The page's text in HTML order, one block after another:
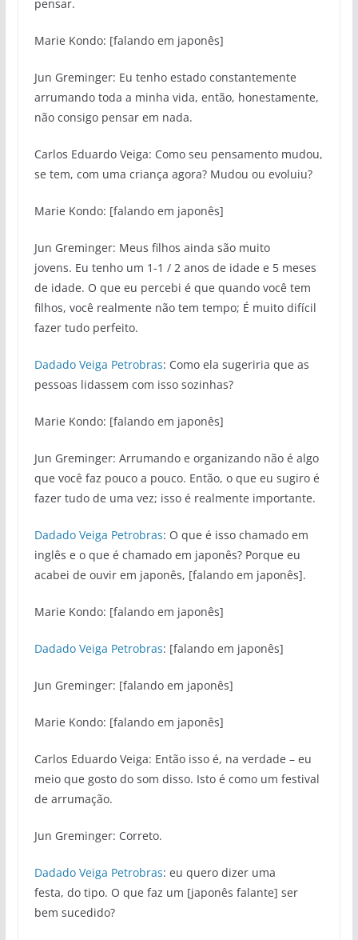
pensar.
Marie Kondo: [falando em japonês]
Jun Greminger: Eu tenho estado constantemente
arrumando toda a minha vida, então, honestamente,
não consigo pensar em nada.
Carlos Eduardo Veiga: Como seu pensamento mudou,
se tem, com uma criança agora? Mudou ou evoluiu?
Marie Kondo: [falando em japonês]
Jun Greminger: Meus filhos ainda são muito
jovens. Eu tenho um 1-1 / 2 anos de idade e 5 meses
de idade. O que eu percebi é que quando você tem
filhos, você realmente não tem tempo; É muito difícil
fazer tudo perfeito.
Dadado Veiga Petrobras: Como ela sugeriria que as
pessoas lidassem com isso sozinhas?
Marie Kondo: [falando em japonês]
Jun Greminger: Arrumando e organizando não é algo
que você faz pouco a pouco. Então, o que eu sugiro é
fazer tudo de uma vez; isso é realmente importante.
Dadado Veiga Petrobras: O que é isso chamado em
inglês e o que é chamado em japonês? Porque eu
acabei de ouvir em japonês, [falando em japonês].
Marie Kondo: [falando em japonês]
Dadado Veiga Petrobras: [falando em japonês]
Jun Greminger: [falando em japonês]
Marie Kondo: [falando em japonês]
Carlos Eduardo Veiga: Então isso é, na verdade – eu
meio que gosto do som disso. Isto é como um festival
de arrumação.
Jun Greminger: Correto.
Dadado Veiga Petrobras: eu quero dizer uma
festa, do tipo. O que faz um [japonês falante] ser
bem sucedido?